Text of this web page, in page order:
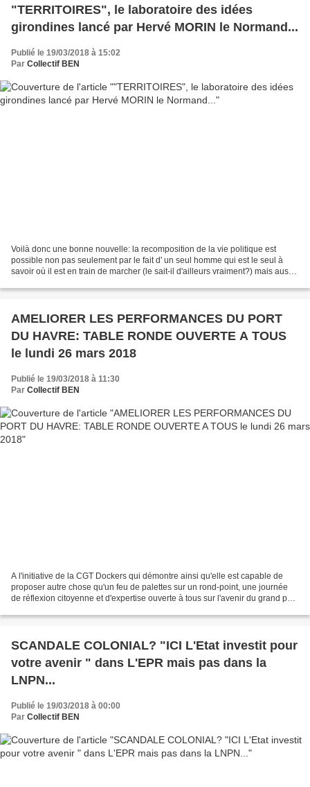
"TERRITOIRES", le laboratoire des idées
girondines lancé par Hervé MORIN le Normand...
Publié le 19/03/2018 à 15:02
Par Collectif BEN
Voilà donc une bonne nouvelle: la recomposition de la vie politique est
possible non pas seulement par le fait d' un seul homme qui est le seul à
savoir où il est en train de marcher (le sait-il d'ailleurs vraiment?) mais aussi
AMELIORER LES PERFORMANCES DU PORT
DU HAVRE: TABLE RONDE OUVERTE A TOUS
le lundi 26 mars 2018
Publié le 19/03/2018 à 11:30
Par Collectif BEN
A l'initiative de la CGT Dockers qui démontre ainsi qu'elle est capable de
proposer autre chose qu'un feu de palettes sur un rond-point, une journée
de réflexion citoyenne et d'expertise ouverte à tous sur l'avenir du grand port
SCANDALE COLONIAL? "ICI L'Etat investit pour
votre avenir " dans L'EPR mais pas dans la
LNPN...
Publié le 19/03/2018 à 00:00
Par Collectif BEN